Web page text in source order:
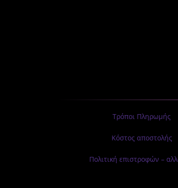
Τρόποι Πληρωμής
Κόστος αποστολής
Πολιτική επιστροφών –